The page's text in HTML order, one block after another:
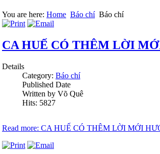
You are here: Home Báo chí Báo chí
CA HUẾ CÓ THÊM LỜI
Details
Category: Báo chí
Published Date
Written by Võ Quê
Hits: 5827
Read more: CA HUẾ CÓ THÊM LỜI MỚI